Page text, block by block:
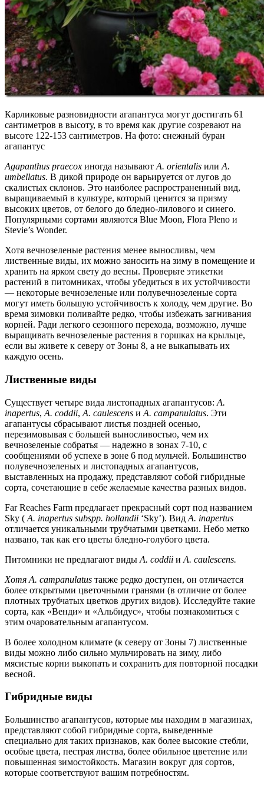
Карликовые разновидности агапантуса могут достигать 61
сантиметров в высоту, в то время как другие созревают на
высоте 122-153 сантиметров. На фото: снежный буран
агапантус
Agapanthus praecox иногда называют A. orientalis или A.
umbellatus. В дикой природе он варьируется от лугов до
скалистых склонов. Это наиболее распространенный вид,
выращиваемый в культуре, который ценится за призму
высоких цветов, от белого до бледно-лилового и синего.
Популярными сортами являются Blue Moon, Flora Pleno и
Stevie’s Wonder.
Хотя вечнозеленые растения менее выносливы, чем
лиственные виды, их можно заносить на зиму в помещение и
хранить на ярком свету до весны. Проверьте этикетки
растений в питомниках, чтобы убедиться в их устойчивости
— некоторые вечнозеленые или полувечнозеленые сорта
могут иметь большую устойчивость к холоду, чем другие. Во
время зимовки поливайте редко, чтобы избежать загнивания
корней. Ради легкого сезонного перехода, возможно, лучше
выращивать вечнозеленые растения в горшках на крыльце,
если вы живете к северу от Зоны 8, а не выкапывать их
каждую осень.
Лиственные виды
Существует четыре вида листопадных агапантусов: A.
inapertus, A. coddii, A. caulescens и A. campanulatus. Эти
агапантусы сбрасывают листья поздней осенью,
перезимовывая с большей выносливостью, чем их
вечнозеленые собратья — надежно в зонах 7-10, с
сообщениями об успехе в зоне 6 под мульчей. Большинство
полувечнозеленых и листопадных агапантусов,
выставленных на продажу, представляют собой гибридные
сорта, сочетающие в себе желаемые качества разных видов.
Far Reaches Farm предлагает прекрасный сорт под названием
Sky ( A. inapertus subspp. hollandii ‘Sky’). Вид A. inapertus
отличается уникальными трубчатыми цветками. Небо метко
названо, так как его цветы бледно-голубого цвета.
Питомники не предлагают виды A. coddii и A. caulescens.
Хотя A. campanulatus также редко доступен, он отличается
более открытыми цветочными гранями (в отличие от более
плотных трубчатых цветков других видов). Исследуйте такие
сорта, как «Венди» и «Альбидус», чтобы познакомиться с
этим очаровательным агапантусом.
В более холодном климате (к северу от Зоны 7) лиственные
виды можно либо сильно мульчировать на зиму, либо
мясистые корни выкопать и сохранить для повторной посадки
весной.
Гибридные виды
Большинство агапантусов, которые мы находим в магазинах,
представляют собой гибридные сорта, выведенные
специально для таких признаков, как более высокие стебли,
особые цвета, пестрая листва, более обильное цветение или
повышенная зимостойкость. Магазин вокруг для сортов,
которые соответствуют вашим потребностям.